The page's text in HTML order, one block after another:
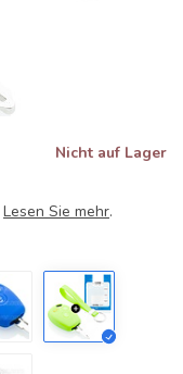
Nicht auf Lager
Lesen Sie mehr.